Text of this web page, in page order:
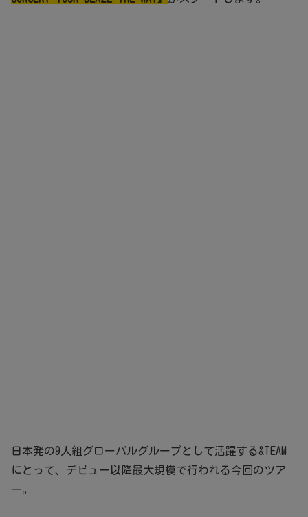
日本発の9人組グローバルグループとして活躍する&TEAM
にとって、デビュー以降最大規模で行われる今回のツア
ー。